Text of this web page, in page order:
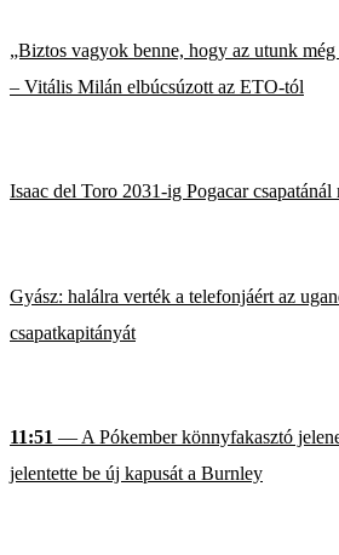
„Biztos vagyok benne, hogy az utunk még
– Vitális Milán elbúcsúzott az ETO-tól
Isaac del Toro 2031-ig Pogacar csapatánál
Gyász: halálra verték a telefonjáért az
csapatkapitányát
11:51 — A Pókember könnyfakasztó
jelentette be új kapusát a Burnley